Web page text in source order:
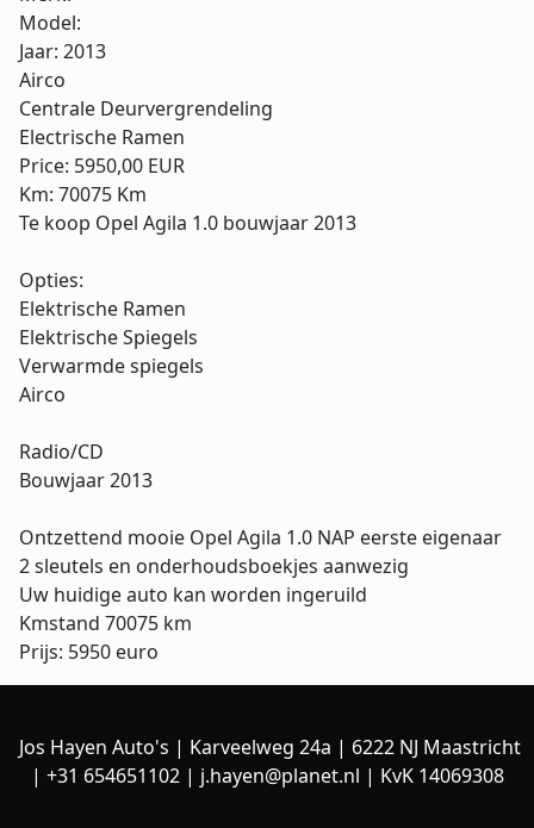
Model:
Jaar: 2013
Airco
Centrale Deurvergrendeling
Electrische Ramen
Price: 5950,00 EUR
Km: 70075 Km
Te koop Opel Agila 1.0 bouwjaar 2013
Opties:
Elektrische Ramen
Elektrische Spiegels
Verwarmde spiegels
Airco
Radio/CD
Bouwjaar 2013
Ontzettend mooie Opel Agila 1.0 NAP eerste eigenaar
2 sleutels en onderhoudsboekjes aanwezig
Uw huidige auto kan worden ingeruild
Kmstand 70075 km
Prijs: 5950 euro
Jos Hayen Auto's | Karveelweg 24a | 6222 NJ Maastricht
| +31 654651102 | j.hayen@planet.nl | KvK 14069308